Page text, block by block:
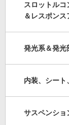
スロットル
＆レスポンス
発光系＆発光
内装、シート
サスペンショ